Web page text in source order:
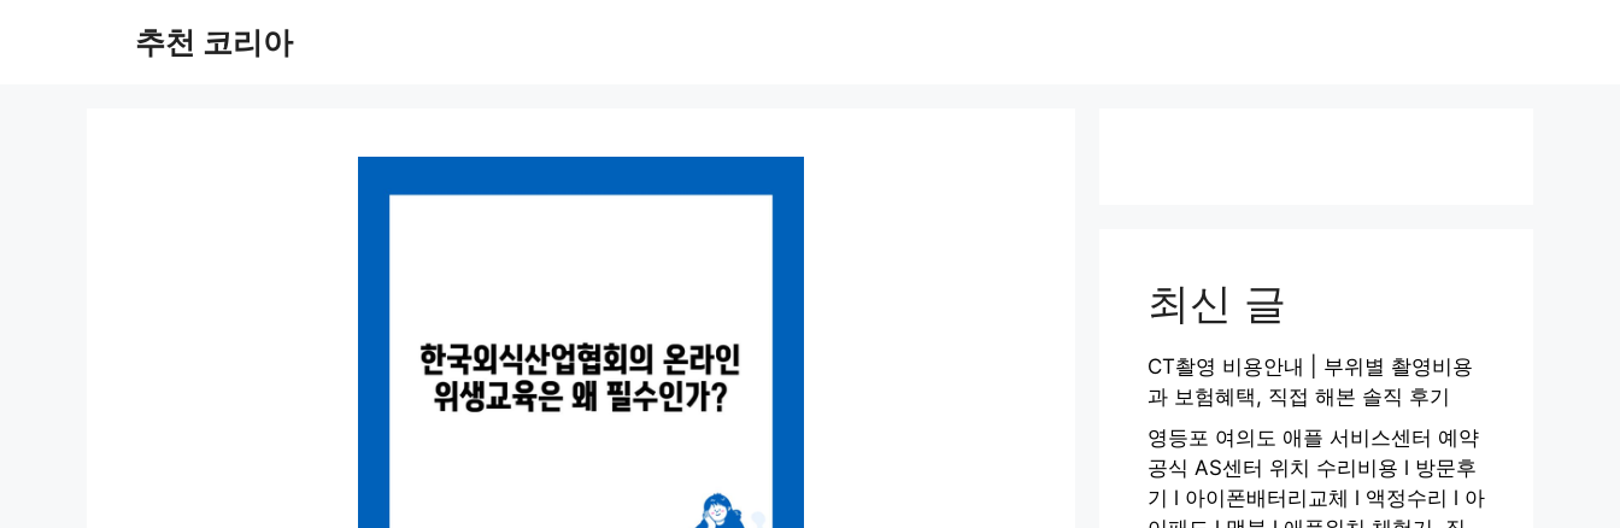
추천 코리아
최신 글
CT촬영 비용안내 | 부위별 촬영비용
과 보험혜택, 직접 해본 솔직 후기
영등포 여의도 애플 서비스센터 예약
공식 AS센터 위치 수리비용 l 방문후
기 l 아이폰배터리교체 l 액정수리 l 아